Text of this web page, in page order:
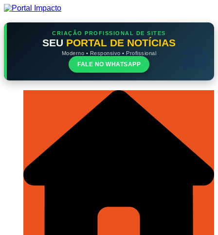
Ir
o
CRIAÇÃO PROFISSIONAL DE SITES
SEU PORTAL DE NOTÍCIAS
Moderno • Responsivo • Profissional
FALE NO WHATSAPP